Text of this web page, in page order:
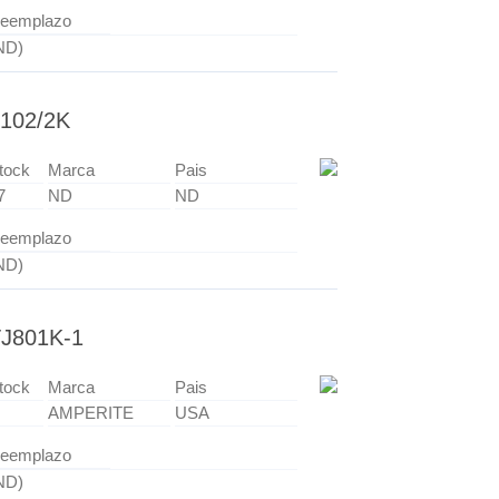
2K
Marca
Pais
ND ND
1
Marca
Pais
AMPERITE USA